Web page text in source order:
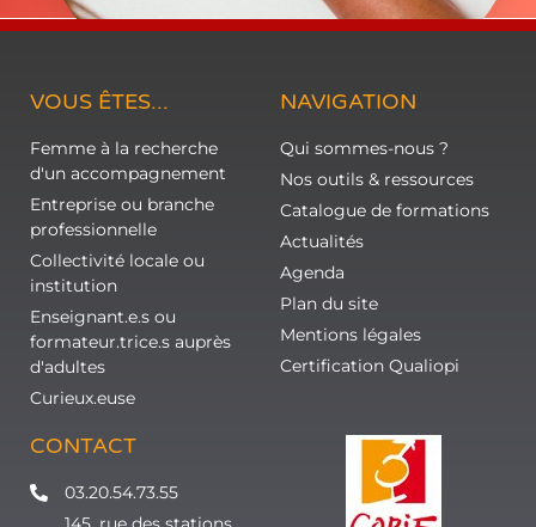
VOUS ÊTES...
Femme à la recherche
d'un accompagnement
Entreprise ou branche
professionnelle
Collectivité locale ou
institution
Enseignant.e.s ou
formateur.trice.s auprès
d'adultes
Curieux.euse
NAVIGATION
Qui sommes-nous ?
Nos outils & ressources
Catalogue de formations
Actualités
Agenda
Plan du site
Mentions légales
Certification Qualiopi
CONTACT
03.20.54.73.55